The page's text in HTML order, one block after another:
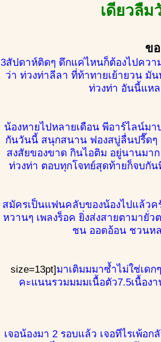
เดียวลื
ข
3สัปดาห์ติดๆ ดึกแค่ไหนก็ต้องไปควา
ว่า ท่วงท่าลีลา ที่ท้าทายเย้ายวน มั
ท่วงท่า อันนี้แหล
น้องหายไปหลายเดือน พีอาร์ไลน์ม
กันวันนี้ สนุกสนาน ฟองสบู่ลื่นปรื๊ดๆ
สงสัยของขาด กินไอติม อยู่นานมาก
ท่วงท่า ตอบทุกโจทย์สุดท้ายก็จบกั
สมัครเป็นแฟนคลับของน้องไปแล้วค
หวานๆ เพลงร็อค ยิ่งส่งสายตามายั่
ชน ออดอ้อน ชวนหล
size=13pt]มาเติมมมาซ้ำไม่ใช่เด
คะแนนรวมมมมเนื้อตัว7.5เนื้อง
เจอน้องมา 2 รอบแล้ว เจอทีไรเพ้